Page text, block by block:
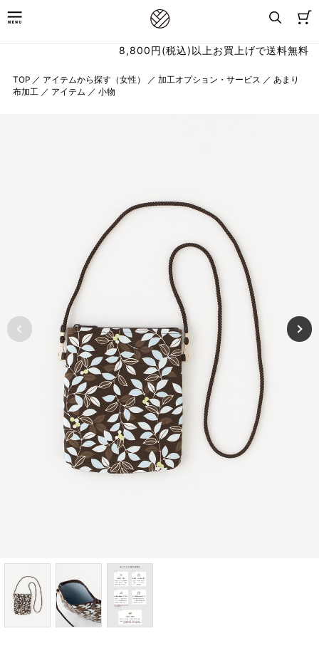
8,800円(税込)以上お買上げで送料無料
TOP ／ アイテムから探す（女性） ／ 加工オプション・サービス ／ あまり
布加工 ／ アイテム ／ 小物